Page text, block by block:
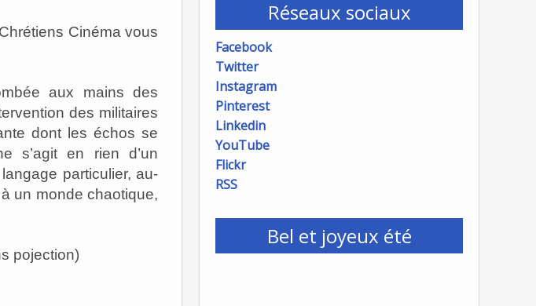
Réseaux sociaux
Facebook
Twitter
Instagram
Pinterest
Linkedin
YouTube
Flickr
RSS
Bel et joyeux été
Cinéma vous
aux mains des
des militaires
dont les échos se
s’agit en rien d’un
particulier, au-
un monde chaotique,
pojection)